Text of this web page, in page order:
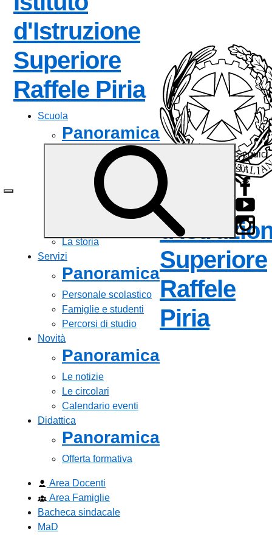
d'Istruzione
Superiore
Raffele Piria— Visita la
Scuola
Panoramica
Presentazione
Le persone
I numeri della scuola
Le carte della scuola
La storia
Servizi
Panoramica
Personale scolastico
Famiglie e studenti
Percorsi di studio
Novità
Panoramica
Le notizie
Le circolari
Calendario eventi
Didattica
Panoramica
Offerta formativa
Area Docenti
Area Famiglie
Bacheca sindacale
MaD
Istituto
Superiore
Raffele
Piria—
Seguici
su: